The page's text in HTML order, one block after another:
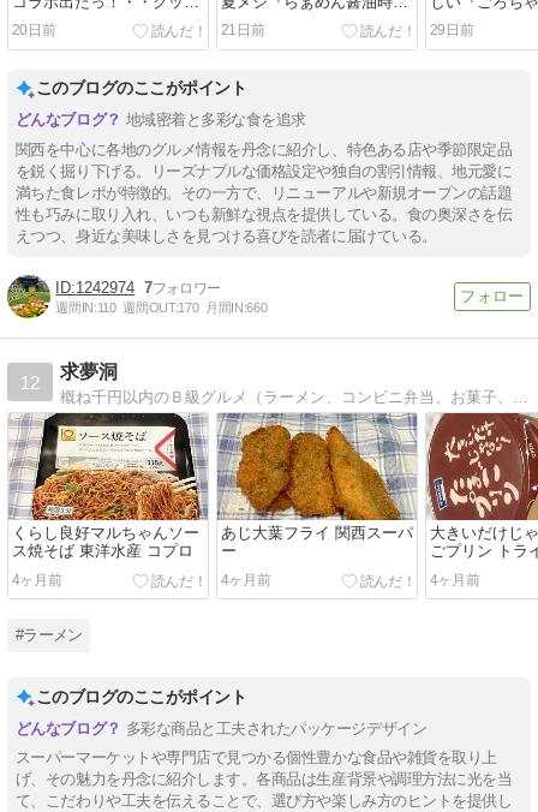
ハウス全店舗販売開始
20日前
塩』でランチです♪・・・
阪神今津駅
21日前
冷やしラーメ
団地
29日前
このブログのここがポイント
地域密着と多彩な食を追求
関西を中心に各地のグルメ情報を丹念に紹介し、特色ある店や季節限定品
を鋭く掘り下げる。リーズナブルな価格設定や独自の割引情報、地元愛に
満ちた食レポが特徴的。その一方で、リニューアルや新規オープンの話題
性も巧みに取り入れ、いつも新鮮な視点を提供している。食の奥深さを伝
えつつ、身近な美味しさを見つける喜びを読者に届けている。
1242974 7
週間IN:110 週間OUT:170 月間IN:660
12
求夢洞
くらし良好マルちゃんソー
ス焼そば 東洋水産 コプロ
4ヶ月前
あじ大葉フライ 関西スーパ
ー
4ヶ月前
大きいだけじ
ごプリン トラ
4ヶ月前
#ラーメン
このブログのここがポイント
多彩な商品と工夫されたパッケージデザイン
スーパーマーケットや専門店で見つかる個性豊かな食品や雑貨を取り上
げ、その魅力を丹念に紹介します。各商品は生産背景や調理方法に光を当
て、こだわりや工夫を伝えることで、選び方や楽しみ方のヒントを提供し